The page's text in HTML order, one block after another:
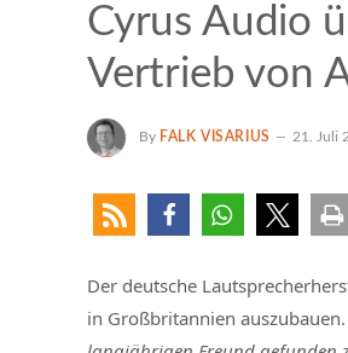
Cyrus Audio
Vertrieb von
By FALK VISARIUS 21. Juli
Der deutsche
in Großbritannien auszubauen.